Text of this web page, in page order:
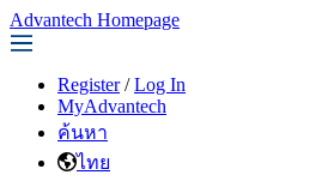
Advantech Homepage
Register / Log In
MyAdvantech
ค้นหา
ไทย